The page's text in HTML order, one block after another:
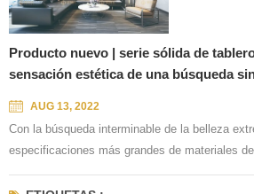
Producto nuevo | serie sólida de
sensación estética de una búsqueda
AUG 13, 2022
Con la búsqueda interminable de la belleza
especificaciones más grandes de materiales
grande" Satisface a la gente moderna en el